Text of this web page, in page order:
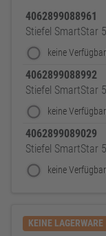
4062899088961
Stiefel SmartStar
keine
4062899088992
Stiefel SmartStar
keine
4062899089029
Stiefel SmartStar
keine
KEINE LAGERWARE